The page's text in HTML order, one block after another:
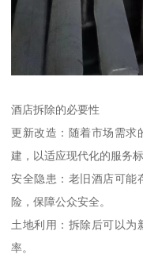
酒店拆除的必要性
更新改造：随着市场需求
建，以适应现代化的服务
安全隐患：老旧酒店可能
险，保障公众安全。
土地利用：拆除后可以为
率。